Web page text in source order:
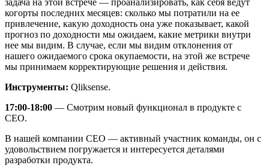
задача на этой встрече — проанализировать, как себя ведут
когорты последних месяцев: сколько мы потратили на ее
привлечение, какую доходность она уже показывает, какой
прогноз по доходности мы ожидаем, какие метрики внутри
нее мы видим. В случае, если мы видим отклонения от
нашего ожидаемого срока окупаемости, на этой же встрече
мы принимаем корректирующие решения и действия.
Инструменты: Qliksense.
17:00-18:00 — Смотрим новый функционал в продукте с
CEO.
В нашей компании CEO — активный участник команды, он с
удовольствием погружается и интересуется деталями
разработки продукта.